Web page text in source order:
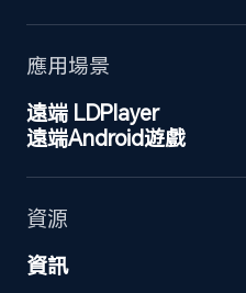
應用場景
遠端 LDPlayer
遠端Android遊戲
資源
資訊